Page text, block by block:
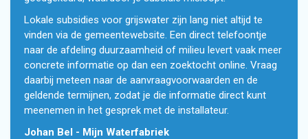
Lokale subsidies voor grijswater zijn lang niet altijd te
vinden via de gemeentewebsite. Een direct telefoontje
naar de afdeling duurzaamheid of milieu levert vaak meer
concrete informatie op dan een zoektocht online. Vraag
daarbij meteen naar de aanvraagvoorwaarden en de
geldende termijnen, zodat je die informatie direct kunt
meenemen in het gesprek met de installateur.
Johan Bel - Mijn Waterfabriek